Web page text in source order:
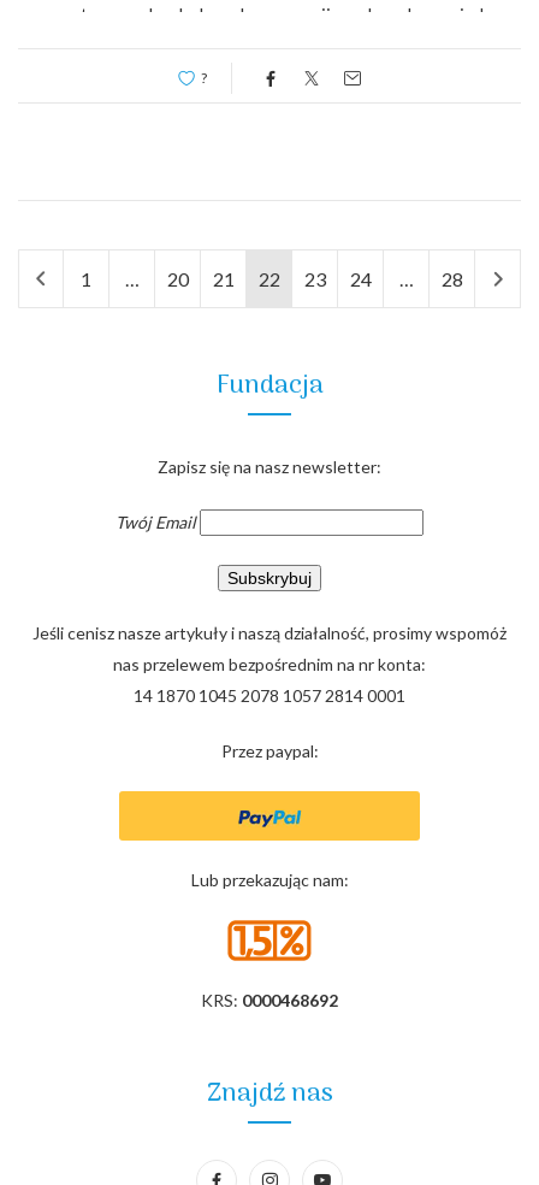
wyprostowanych w kolanach, w pozycji na plecach unosi głowę
i…
?
1 … 20 21 22 23 24 … 28
Fundacja
Zapisz się na nasz newsletter:
Twój Email
Jeśli cenisz nasze artykuły i naszą działalność, prosimy wspomóż
nas przelewem bezpośrednim na nr konta:
14 1870 1045 2078 1057 2814 0001
Przez paypal:
Lub przekazując nam:
KRS: 0000468692
Znajdź nas